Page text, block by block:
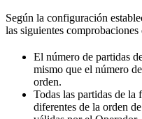
Según la configuración
las siguientes comprobaciones
El número de partidas
mismo que el número
orden.
Todas las partidas de la
diferentes de la orden